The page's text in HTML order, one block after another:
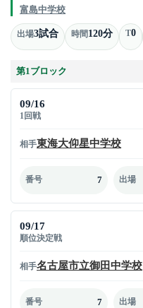
富島中学校
出場3試合 時間120分 T0
第1ブロック
09/16
1回戦
相手東海大仰星中学校
番号 7 出場
09/17
順位決定戦
相手名古屋市立御田中学校
番号 7 出場